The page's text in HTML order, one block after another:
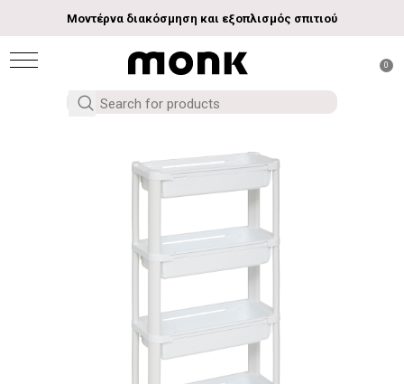
Μοντέρνα διακόσμηση και εξοπλισμός σπιτιού
0